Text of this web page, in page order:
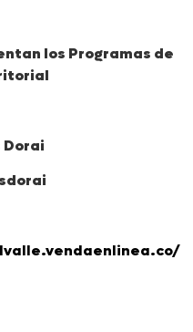
los Programas de
Dorai